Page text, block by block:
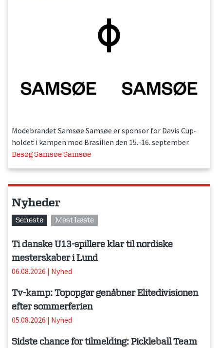
Modebrandet Samsøe Samsøe er sponsor for Davis Cup-
holdet i kampen mod Brasilien den 15.-16. september.
Besøg Samsøe Samsøe
Nyheder
Seneste Mest læste
Ti danske U13-spillere klar til nordiske
mesterskaber i Lund
06.08.2026 | Nyhed
Tv-kamp: Topopgør genåbner Elitedivisionen
efter sommerferien
05.08.2026 | Nyhed
Sidste chance for tilmelding: Pickleball Team